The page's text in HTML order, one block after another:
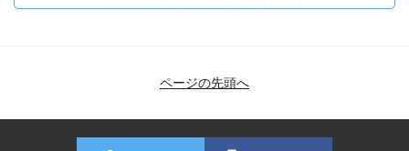
ページの先頭へ